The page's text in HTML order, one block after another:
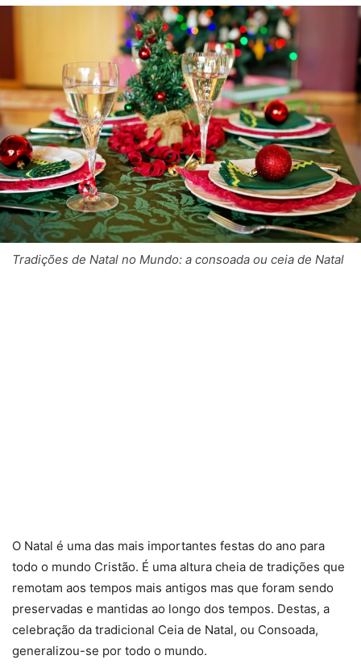
Tradições de Natal no Mundo: a consoada ou ceia de Natal
O Natal é uma das mais importantes festas do ano para
todo o mundo Cristão. É uma altura cheia de tradições que
remotam aos tempos mais antigos mas que foram sendo
preservadas e mantidas ao longo dos tempos. Destas, a
celebração da tradicional Ceia de Natal, ou Consoada,
generalizou-se por todo o mundo.